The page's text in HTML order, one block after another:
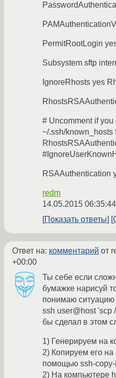
PermitRootLogin
Subsystem sftp
IgnoreRhosts yes
# Uncomment if you
~/.ssh/known_hosts
RSAAuthentication
redm
14.05.2015
Показать ответы
Ответ на: комментарий от
+00:00
Ты себе если
бумажке нарисуй
понимаю ситуацию
ssh user@host 'scp
бы сделал в этом
1) Генерируем на
2) Копируем его
помощью ssh-copy-
2) На компьютере